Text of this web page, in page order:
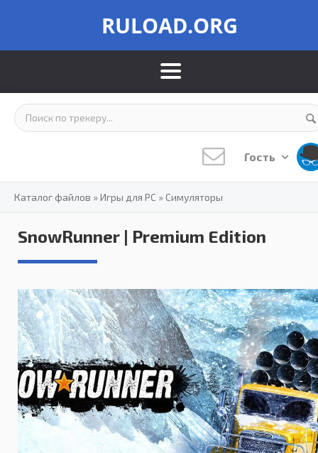
RULOAD.ORG
Гость
Каталог файлов »Игры для PC »Симуляторы
SnowRunner | Premium Edition